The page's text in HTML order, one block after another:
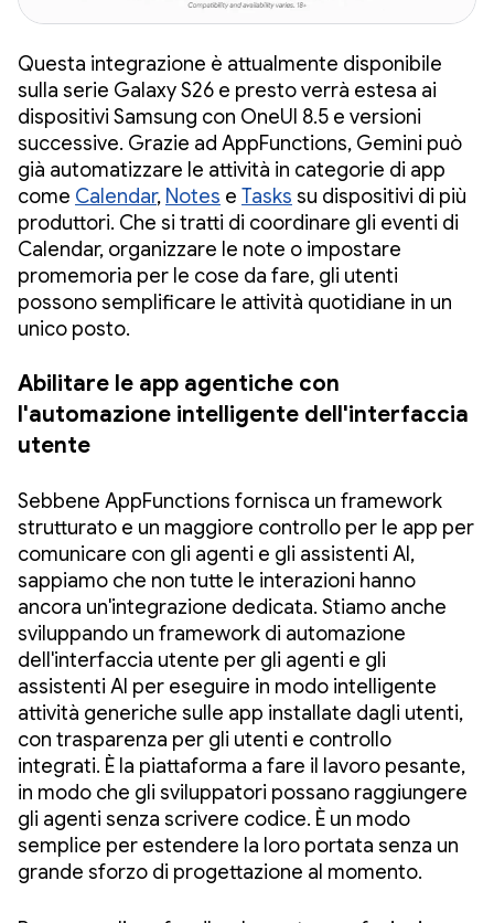
Questa integrazione è attualmente disponibile
sulla serie Galaxy S26 e presto verrà estesa ai
dispositivi Samsung con OneUI 8.5 e versioni
successive. Grazie ad AppFunctions, Gemini può
già automatizzare le attività in categorie di app
come Calendar, Notes e Tasks su dispositivi di più
produttori. Che si tratti di coordinare gli eventi di
Calendar, organizzare le note o impostare
promemoria per le cose da fare, gli utenti
possono semplificare le attività quotidiane in un
unico posto.
Abilitare le app agentiche con
l'automazione intelligente dell'interfaccia
utente
Sebbene AppFunctions fornisca un framework
strutturato e un maggiore controllo per le app per
comunicare con gli agenti e gli assistenti AI,
sappiamo che non tutte le interazioni hanno
ancora un'integrazione dedicata. Stiamo anche
sviluppando un framework di automazione
dell'interfaccia utente per gli agenti e gli
assistenti AI per eseguire in modo intelligente
attività generiche sulle app installate dagli utenti,
con trasparenza per gli utenti e controllo
integrati. È la piattaforma a fare il lavoro pesante,
in modo che gli sviluppatori possano raggiungere
gli agenti senza scrivere codice. È un modo
semplice per estendere la loro portata senza un
grande sforzo di progettazione al momento.